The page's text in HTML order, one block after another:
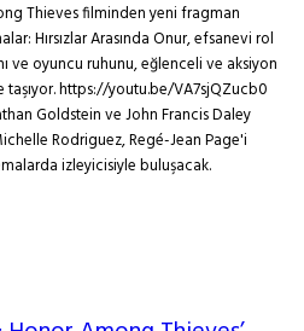
Thieves filminden yeni fragman
Hırsızlar Arasında Onur, efsanevi rol
ve oyuncu ruhunu, eğlenceli ve aksiyon
https://youtu.be/VA7sjQZucb0
Goldstein ve John Francis Daley
Rodriguez, Regé-Jean Page'i
izleyicisiyle buluşacak.